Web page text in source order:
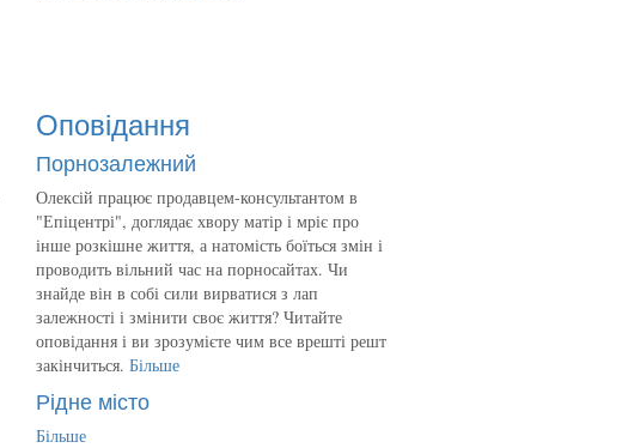
Оповідання
Порнозалежний
Олексій працює продавцем-консультантом в
"Епіцентрі", доглядає хвору матір і мріє про
інше розкішне життя, а натомість боїться змін і
проводить вільний час на порносайтах. Чи
знайде він в собі сили вирватися з лап
залежності і змінити своє життя? Читайте
оповідання і ви зрозумієте чим все врешті решт
закінчиться. Більше
Рідне місто
Більше